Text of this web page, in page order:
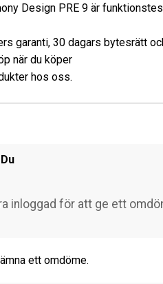
Design PRE 9 är
garanti, 30 dagars bytesrätt
när du köper
hos oss.
Du
ett omdöme.